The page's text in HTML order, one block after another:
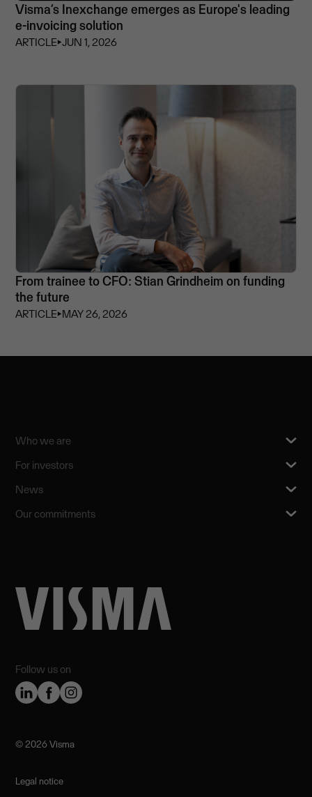
Visma’s Inexchange emerges as Europe's leading
e-invoicing solution
ARTICLE⏵JUN 1, 2026
From trainee to CFO: Stian Grindheim on funding
the future
ARTICLE⏵MAY 26, 2026
Follow us on
Who we are
For investors
News
Our commitments
©️ 2026 Visma
Legal notice